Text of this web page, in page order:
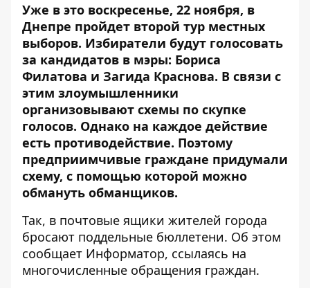
Уже в это воскресенье, 22 ноября, в
Днепре пройдет второй тур местных
выборов. Избиратели будут голосовать
за кандидатов в мэры: Бориса
Филатова и Загида Краснова. В связи с
этим злоумышленники
организовывают схемы по скупке
голосов. Однако на каждое действие
есть противодействие. Поэтому
предприимчивые граждане придумали
схему, с помощью которой можно
обмануть обманщиков.
Так, в почтовые ящики жителей города
бросают поддельные бюллетени. Об этом
сообщает Информатор, ссылаясь на
многочисленные обращения граждан.